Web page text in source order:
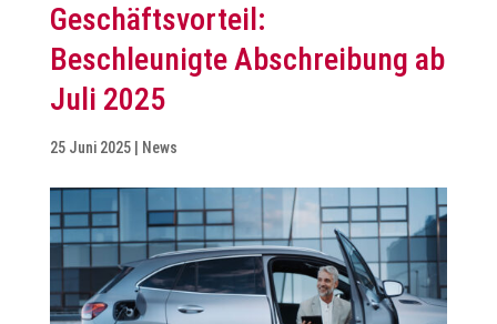
Geschäftsvorteil:
Beschleunigte Abschreibung ab
Juli 2025
25 Juni 2025| News